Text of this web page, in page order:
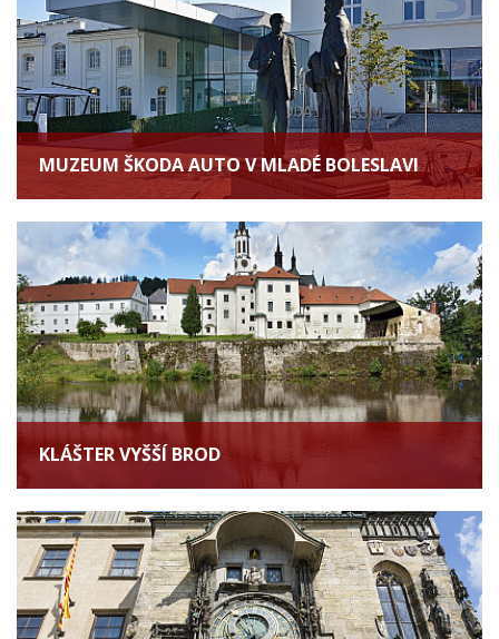
MUZEUM ŠKODA AUTO V MLADÉ BOLESLAVI
KLÁŠTER VYŠŠÍ BROD